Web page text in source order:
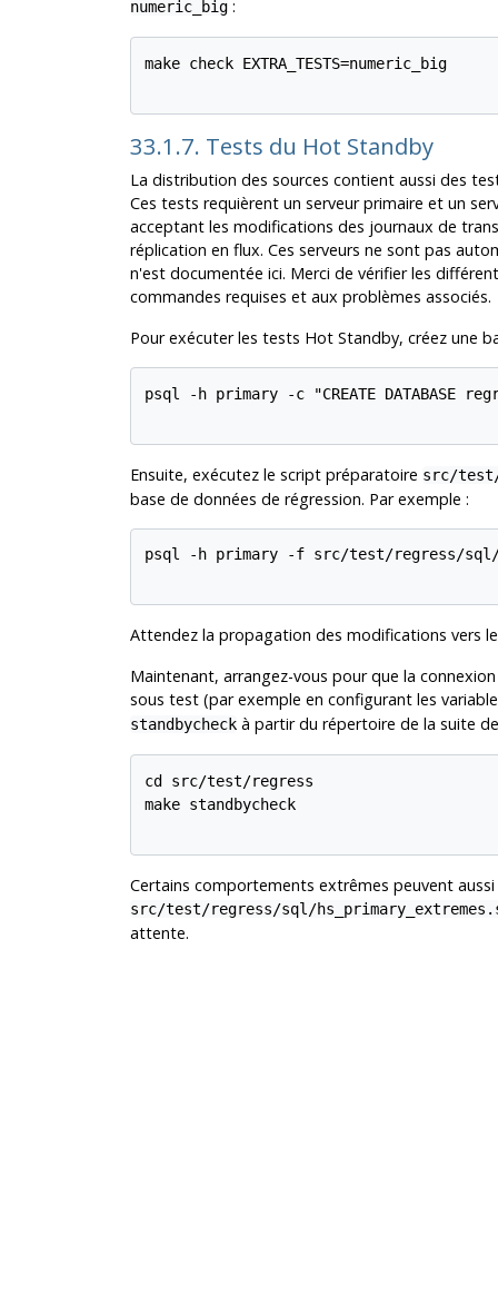
numeric_big:
make check EXTRA_TESTS=numeric_big
33.1.7. Tests du Hot Standby
La distribution des sources contient aussi des
Ces tests requièrent un serveur primaire et un
acceptant les modifications des journaux de
réplication en flux. Ces serveurs ne sont pas
n'est documentée ici. Merci de vérifier les
commandes requises et aux problèmes associés.
Pour exécuter les tests Hot Standby, créez une
psql -h primary -c "CREATE DATABASE
Ensuite, exécutez le script préparatoire src/test/
base de données de régression. Par exemple :
psql -h primary -f src/test/regress/sql/
Attendez la propagation des modifications vers
Maintenant, arrangez-vous pour que la
sous test (par exemple en configurant les
standbycheckà partir du répertoire de la suite
cd src/test/regress
make standbycheck
Certains comportements extrêmes peuvent
src/test/regress/sql/
attente.